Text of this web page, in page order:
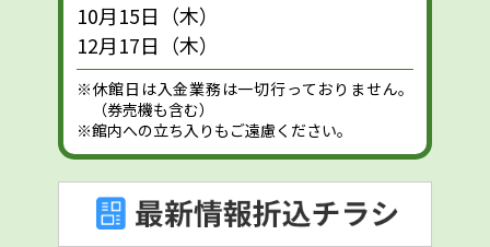
10月15日（木）
12月17日（木）
※休館日は入金業務は一切行っておりません。
（券売機も含む）
※館内への立ち入りもご遠慮ください。